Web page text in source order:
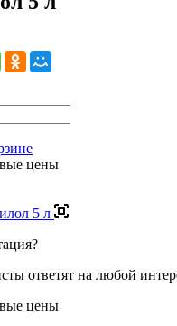
цены
ответят на любой
цены